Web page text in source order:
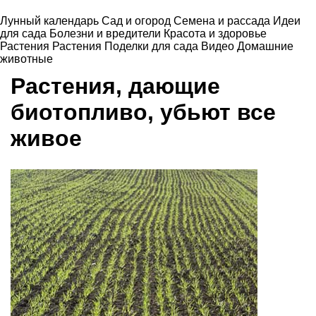
Лунный календарь Сад и огород Семена и рассада Идеи
для сада Болезни и вредители Красота и здоровье
Растения Растения Поделки для сада Видео Домашние
животные
Растения, дающие
биотопливо, убьют все
живое